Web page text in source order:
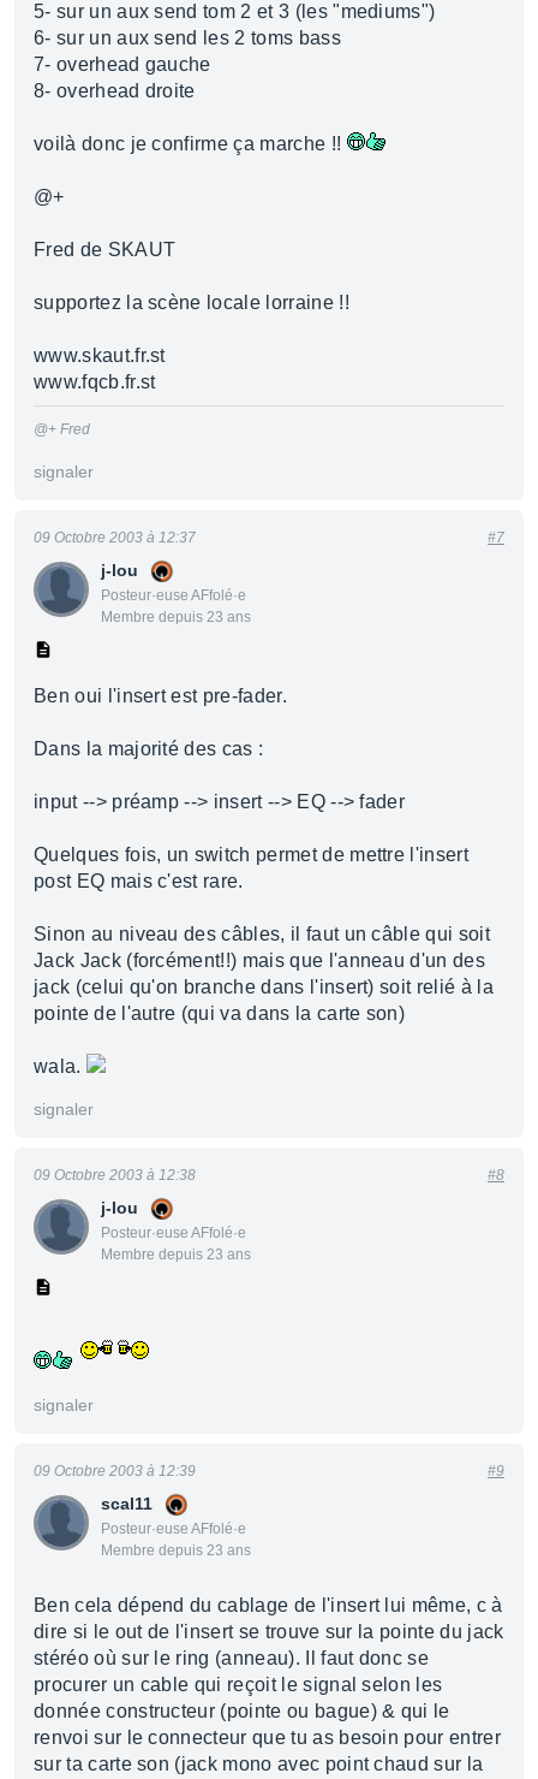
5- sur un aux send tom 2 et 3 (les "mediums")
6- sur un aux send les 2 toms bass
7- overhead gauche
8- overhead droite
voilà donc je confirme ça marche !!
@+
Fred de SKAUT
supportez la scène locale lorraine !!
www.skaut.fr.st
www.fqcb.fr.st
@+ Fred
signaler
j-lou
Posteur·euse AFfolé·e
Membre depuis 23 ans
09 Octobre 2003 à 12:37 #7
Ben oui l'insert est pre-fader.
Dans la majorité des cas :
input --> préamp --> insert --> EQ --> fader
Quelques fois, un switch permet de mettre l'insert
post EQ mais c'est rare.
Sinon au niveau des câbles, il faut un câble qui soit
Jack Jack (forcément!!) mais que l'anneau d'un des
jack (celui qu'on branche dans l'insert) soit relié à la
pointe de l'autre (qui va dans la carte son)
wala.
signaler
j-lou
Posteur·euse AFfolé·e
Membre depuis 23 ans
09 Octobre 2003 à 12:38 #8
signaler
scal11
Posteur·euse AFfolé·e
Membre depuis 23 ans
09 Octobre 2003 à 12:39 #9
Ben cela dépend du cablage de l'insert lui même, c à
dire si le out de l'insert se trouve sur la pointe du jack
stéréo où sur le ring (anneau). Il faut donc se
procurer un cable qui reçoit le signal selon les
donnée constructeur (pointe ou bague) & qui le
renvoi sur le connecteur que tu as besoin pour entrer
sur ta carte son (jack mono avec point chaud sur la